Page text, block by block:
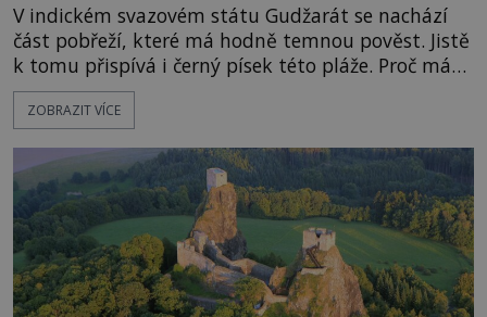
V indickém svazovém státu Gudžarát se nachází
část pobřeží, které má hodně temnou pověst. Jistě
k tomu přispívá i černý písek této pláže. Proč má
pláž takové netypické zbarvení? Nakolik jsou
pravdivé historky, že zde došlo k nevysvětlitelným
následovat. Vstupujeme na pláž Dumas ve městě
Surat. Gu
ZOBRAZIT VÍCE